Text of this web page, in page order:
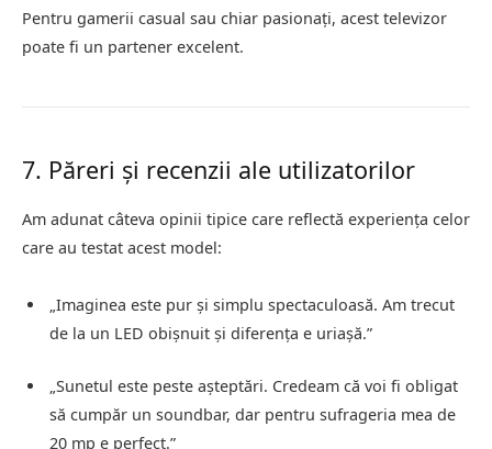
Pentru gamerii casual sau chiar pasionați, acest televizor
poate fi un partener excelent.
7. Păreri și recenzii ale utilizatorilor
Am adunat câteva opinii tipice care reflectă experiența celor
care au testat acest model:
„Imaginea este pur și simplu spectaculoasă. Am trecut
de la un LED obișnuit și diferența e uriașă.”
„Sunetul este peste așteptări. Credeam că voi fi obligat
să cumpăr un soundbar, dar pentru sufrageria mea de
20 mp e perfect.”